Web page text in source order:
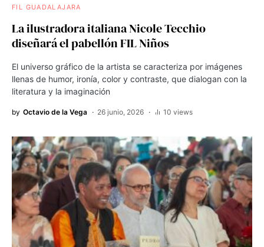
FIL GUADALAJARA
La ilustradora italiana Nicole Tecchio
diseñará el pabellón FIL Niños
El universo gráfico de la artista se caracteriza por imágenes
llenas de humor, ironía, color y contraste, que dialogan con la
literatura y la imaginación
by Octavio de la Vega 26 junio, 2026 10 views